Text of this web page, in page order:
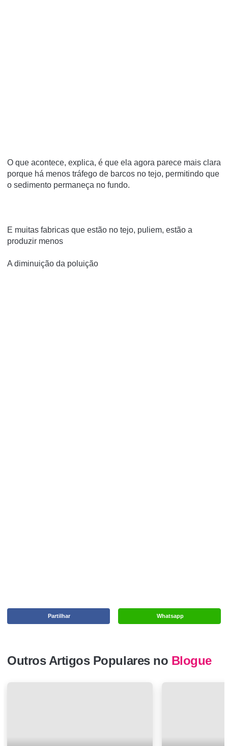
O que acontece, explica, é que ela agora parece mais clara
porque há menos tráfego de barcos no tejo, permitindo que
o sedimento permaneça no fundo.
E muitas fabricas que estão no tejo, puliem, estão a
produzir menos
A diminuição da poluição
Whatsapp
Partilhar
Outros Artigos Populares no Blogue